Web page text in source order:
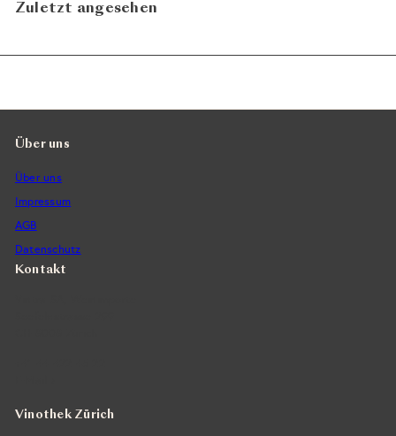
Zuletzt angesehen
Über uns
Über uns
Impressum
AGB
Datenschutz
Kontakt
Vinothek Zürich